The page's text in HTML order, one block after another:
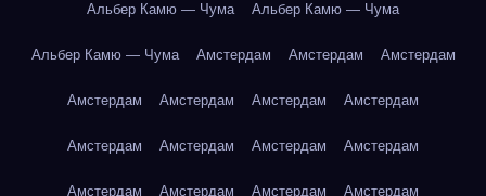
Альбер Камю — Чума Альбер Камю — Чума
Альбер Камю — Чума Амстердам Амстердам Амстердам
Амстердам Амстердам Амстердам Амстердам
Амстердам Амстердам Амстердам Амстердам
Амстердам Амстердам Амстердам Амстердам